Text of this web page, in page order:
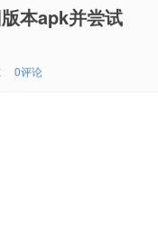
本apk并尝试
0评论